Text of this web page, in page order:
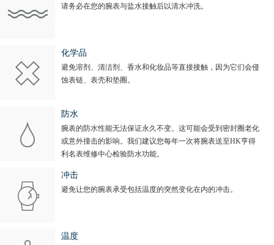
请务必在您的腕表与盐水接触后以清水冲洗。
化学品
避免溶剂、清洁剂、香水和化妆品等直接接触，因为它们会侵
蚀表链、表壳和垫圈。
防水
腕表的防水性能无法保证永久不变。这可能会受到密封圈老化
或意外撞击的影响。我们建议您每年一次将腕表送至HK亨得
利名表维修中心检验防水功能。
冲击
避免让您的腕表承受包括温度的突然变化在内的冲击。
温度